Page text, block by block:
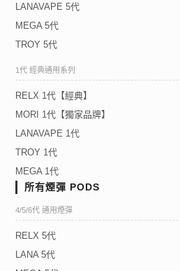
LANAVAPE 5代
MEGA 5代
TROY 5代
1代 經典通用系列
RELX 1代【經典】
MORI 1代【獨家品牌】
LANAVAPE 1代
TROY 1代
MEGA 1代
所有煙彈 PODS
4/5/6代 通用煙彈
RELX 5代
LANA 5代